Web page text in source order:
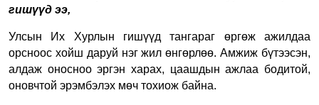
гишүүд ээ,
Улсын Их Хурлын гишүүд тангараг өргөж ажилдаа
орсноос хойш даруй нэг жил өнгөрлөө. Амжиж бүтээсэн,
алдаж оносноо эргэн харах, цаашдын ажлаа бодитой,
оновчтой эрэмбэлэх мөч тохиож байна.